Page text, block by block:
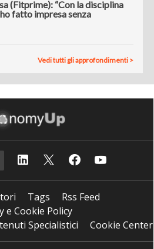
(Fitprime): “Con la disciplina
fatto impresa senza
Vedi tutti gli approfondimenti >
Tags
Rss Feed
e Cookie Policy
Specialistici
Cookie Center